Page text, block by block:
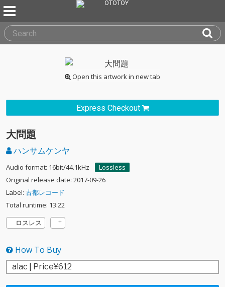
Open this artwork in new tab
Express Checkout
大問題
ハンサムケンヤ
Audio format: 16bit/44.1kHz
Lossless
Original release date: 2017-09-26
Label: 古都レコード
Total runtime: 13:22
ロスレス
How To Buy